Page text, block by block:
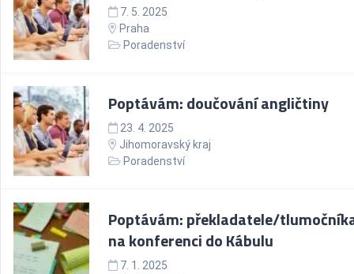
7. 5. 2025
Praha
Poradenství
Poptávám: doučování angličtiny
23. 4. 2025
Jihomoravský kraj
Poradenství
Poptávám: překladatele/
na konferenci do Kábulu
7. 1. 2025